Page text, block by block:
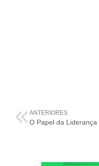
ANTERIORES